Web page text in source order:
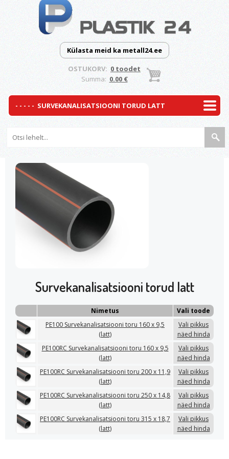
Külasta meid ka metall24.ee
OSTUKORV: 0 toodet
Summa: 0.00 €
Survekanalisatsiooni torud latt
Nimetus
Vali toode
PE100 Survekanalisatsiooni toru 160 x 9,5
(latt)
Vali pikkus
näed hinda
PE100RC Survekanalisatsiooni toru 160 x 9,5
(latt)
Vali pikkus
näed hinda
PE100RC Survekanalisatsiooni toru 200 x 11,9
(latt)
Vali pikkus
näed hinda
PE100RC Survekanalisatsiooni toru 250 x 14,8
(latt)
Vali pikkus
näed hinda
PE100RC Survekanalisatsiooni toru 315 x 18,7
(latt)
Vali pikkus
näed hinda